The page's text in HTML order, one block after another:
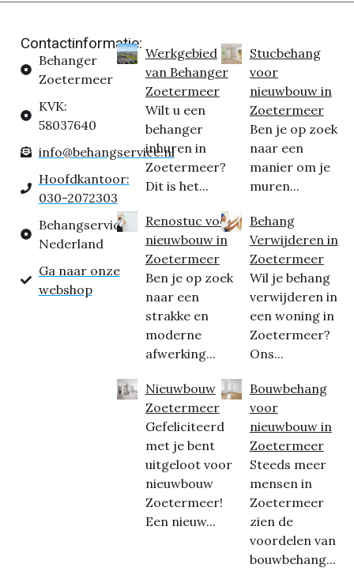
Contactinformatie:
Behanger
Zoetermeer
KVK:
58037640
info@behangservice.nl
Hoofdkantoor:
030-2072303
Behangservice
Nederland
Ga naar onze
webshop
Werkgebied
van Behanger
Zoetermeer
Wilt u een
behanger
inhuren in
Zoetermeer?
Dit is het...
Renostuc voor
nieuwbouw in
Zoetermeer
Ben je op zoek
naar een
strakke en
moderne
afwerking...
Nieuwbouw
Zoetermeer
Gefeliciteerd
met je bent
uitgeloot voor
nieuwbouw
Zoetermeer!
Een nieuw...
Stucbehang
voor
nieuwbouw in
Zoetermeer
Ben je op zoek
naar een
manier om je
muren...
Behang
Verwijderen in
Zoetermeer
Wil je behang
verwijderen in
een woning in
Zoetermeer?
Ons...
Bouwbehang
voor
nieuwbouw in
Zoetermeer
Steeds meer
mensen in
Zoetermeer
zien de
voordelen van
bouwbehang...